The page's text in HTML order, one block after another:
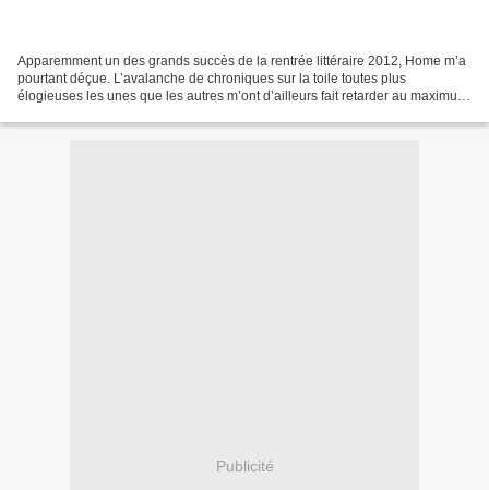
Apparemment un des grands succès de la rentrée littéraire 2012, Home m’a
pourtant déçue. L’avalanche de chroniques sur la toile toutes plus
élogieuses les unes que les autres m’ont d’ailleurs fait retarder au maximum
Publicité